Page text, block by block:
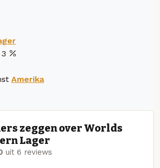
3
Amerika
zeggen over Worlds
Lager
uit 6 reviews